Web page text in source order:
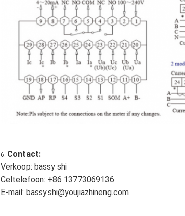
6. Contact:
Verkoop: bassy shi
Celtelefoon: +86 13773069136
E-mail: bassy.shi@youjiazhineng.com